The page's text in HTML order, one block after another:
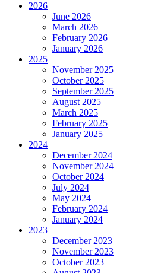
2026
June 2026
March 2026
February 2026
January 2026
2025
November 2025
October 2025
September 2025
August 2025
March 2025
February 2025
January 2025
2024
December 2024
November 2024
October 2024
July 2024
May 2024
February 2024
January 2024
2023
December 2023
November 2023
October 2023